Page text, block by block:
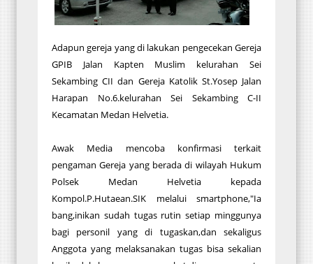
Adapun gereja yang di lakukan pengecekan Gereja
GPIB Jalan Kapten Muslim kelurahan Sei
Sekambing CII dan Gereja Katolik St.Yosep Jalan
Harapan No.6.kelurahan Sei Sekambing C-II
Kecamatan Medan Helvetia.
Awak Media mencoba konfirmasi terkait
pengaman Gereja yang berada di wilayah Hukum
Polsek Medan Helvetia kepada
Kompol.P.Hutaean.SIK melalui smartphone,"Ia
bang,inikan sudah tugas rutin setiap minggunya
bagi personil yang di tugaskan,dan sekaligus
Anggota yang melaksanakan tugas bisa sekalian